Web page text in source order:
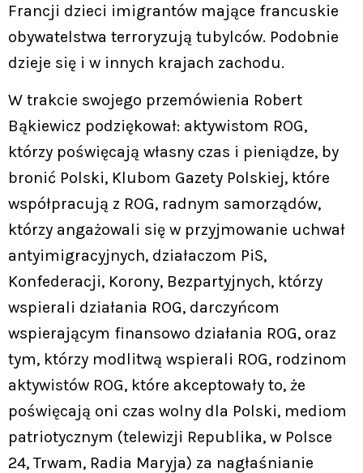
Francji dzieci imigrantów mające francuskie
obywatelstwa terroryzują tubylców. Podobnie
dzieje się i w innych krajach zachodu.
W trakcie swojego przemówienia Robert
Bąkiewicz podziękował: aktywistom ROG,
którzy poświęcają własny czas i pieniądze, by
bronić Polski, Klubom Gazety Polskiej, które
współpracują z ROG, radnym samorządów,
którzy angażowali się w przyjmowanie uchwał
antyimigracyjnych, działaczom PiS,
Konfederacji, Korony, Bezpartyjnych, którzy
wspierali działania ROG, darczyńcom
wspierającym finansowo działania ROG, oraz
tym, którzy modlitwą wspierali ROG, rodzinom
aktywistów ROG, które akceptowały to, że
poświęcają oni czas wolny dla Polski, mediom
patriotycznym (telewizji Republika, w Polsce
24, Trwam, Radia Maryja) za nagłaśnianie